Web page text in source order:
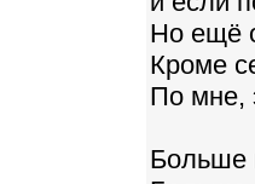
Но ещё
Кроме
По мне,
Больше